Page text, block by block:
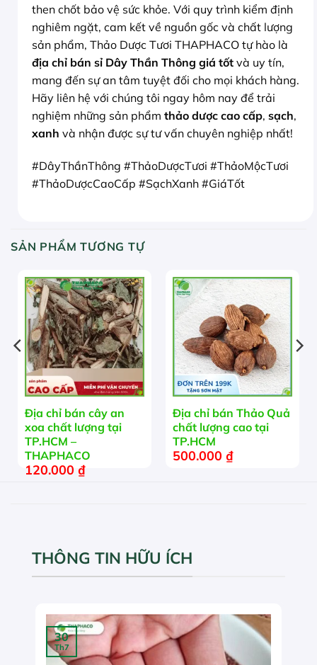
then chốt bảo vệ sức khỏe. Với quy trình kiểm định
nghiêm ngặt, cam kết về nguồn gốc và chất lượng
sản phẩm, Thảo Dược Tươi THAPHACO tự hào là
địa chỉ bán sỉ Dây Thần Thông giá tốt và uy tín,
mang đến sự an tâm tuyệt đối cho mọi khách hàng.
Hãy liên hệ với chúng tôi ngay hôm nay để trải
nghiệm những sản phẩm thảo dược cao cấp, sạch,
xanh và nhận được sự tư vấn chuyên nghiệp nhất!
#DâyThầnThông #ThảoDượcTươi #ThảoMộcTươi
#ThảoDượcCaoCấp #SạchXanh #GiáTốt
SẢN PHẨM TƯƠNG TỰ
Địa chỉ bán cây an
xoa chất lượng tại
TP.HCM –
THAPHACO
120.000 ₫
Địa chỉ bán Thảo Quả
chất lượng cao tại
TP.HCM
500.000 ₫
THÔNG TIN HỮU ÍCH
30
Th7